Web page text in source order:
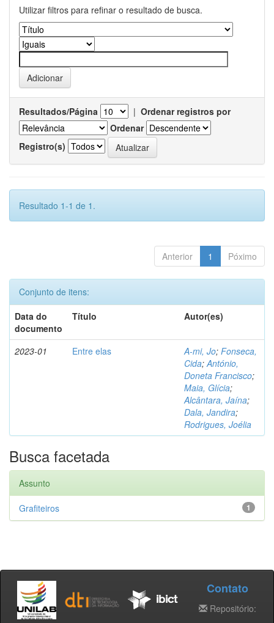
Utilizar filtros para refinar o resultado de busca.
Resultados/Página | Ordenar registros por
Ordenar
Registro(s)
Resultado 1-1 de 1.
Anterior 1 Póximo
Conjunto de itens:
Data do
documento
Título Autor(es)
2023-01 Entre elas A-mi, Jo; Fonseca,
Cida;António,
Doneta Francisco;
Maia, Glícia;
Alcântara, Jaína;
Dala, Jandira;
Rodrigues, Joélia
Busca facetada
Assunto
1
Grafiteiros
Contato
Repositório: